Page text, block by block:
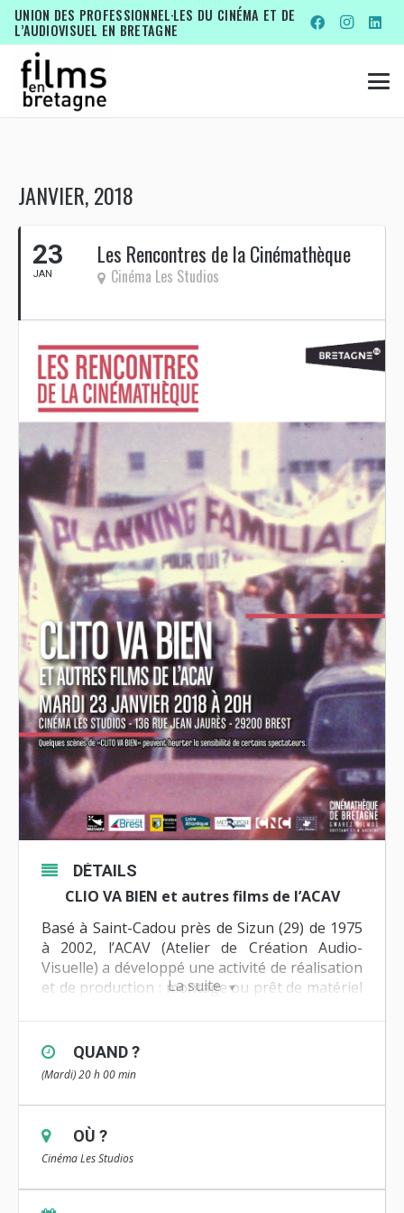
UNION DES PROFESSIONNEL·LES DU CINÉMA ET DE
L’AUDIOVISUEL EN BRETAGNE
JANVIER, 2018
23
JAN
Les Rencontres de la Cinémathèque
Cinéma Les Studios
La suite
DÉTAILS
CLIO VA BIEN et autres films de l’ACAV
Basé à Saint-Cadou près de Sizun (29) de 1975
à 2002, l’ACAV (Atelier de Création Audio-
Visuelle) a développé une activité de réalisation
et de production : montage ou prêt de matériel
pour les écoles et collèges. Les nombreux films
de l’ACAV renvoient à des sujets de société,
voire militants aussi bien en documentaire,
fiction ou animation.
Studios – Brest
Un film de la Maison des jeunes de
QUAND ?
(Mardi) 20 h 00 min
OÙ ?
Cinéma Les Studios